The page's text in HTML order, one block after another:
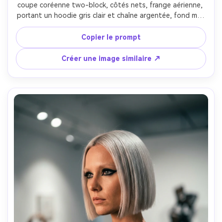
coupe coréenne two-block, côtés nets, frange aérienne,
portant un hoodie gris clair et chaîne argentée, fond mur
en béton minimaliste, lumière douce, Nikon Z6 II, 85mm
f/1.8, cadrage centré tête et épaules, humeur fraîche et
jeune, texture de peau et cheveux naturels, focus net,
haute résolution, grading cool --ar 4:5
Copier le prompt
Créer une image similaire ↗